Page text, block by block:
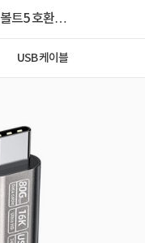
트5 호환
USB 케이블